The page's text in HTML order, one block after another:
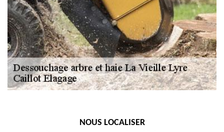
NOUS LOCALISER